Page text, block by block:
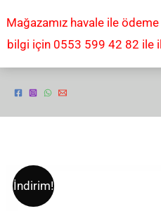
Mağazamız havale ile
bilgi için 0553 599 42 82 ile
İndirim!
Beretta
f92